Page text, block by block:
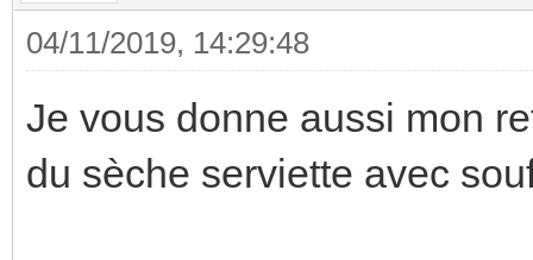
04/11/2019, 14:29:48
Je vous donne aussi mon
du sèche serviette avec